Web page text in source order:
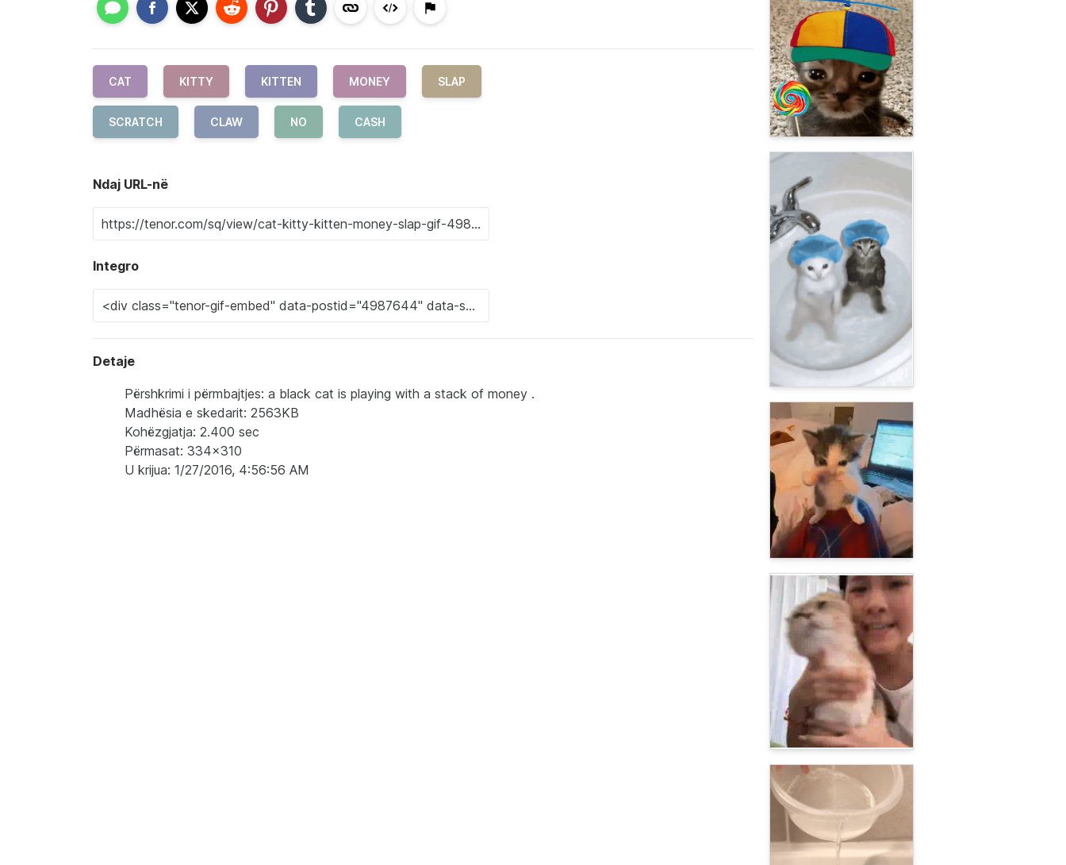
CAT KITTY KITTEN MONEY SLAP
SCRATCH CLAW NO CASH
Ndaj URL-në
Integro
Detaje
Përshkrimi i përmbajtjes: a black cat is playing with a stack of money .
Madhësia e skedarit: 2563KB
Kohëzgjatja: 2.400 sec
Përmasat: 334x310
U krijua: 1/27/2016, 4:56:56 AM